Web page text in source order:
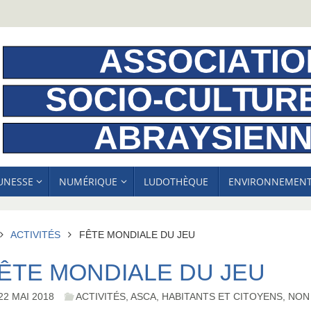
NUMÉRIQUE LUDOTHÈQUE
ACCUEIL
ACTIVITÉS FÊTE MONDIALE DU JEU
MONDIALE DU JEU
MAI 2018 ACTIVITÉS,ASCA, HABITANTS ET CITOYENS,